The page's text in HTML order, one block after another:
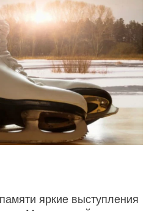
яркие выступления